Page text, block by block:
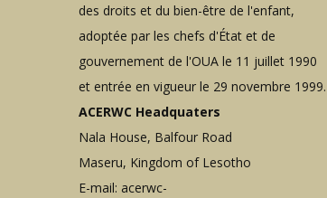
des droits et du bien-être de l'enfant,
adoptée par les chefs d'État et de
gouvernement de l'OUA le 11 juillet 1990
et entrée en vigueur le 29 novembre 1999.
ACERWC Headquaters
Nala House, Balfour Road
Maseru, Kingdom of Lesotho
E-mail: acerwc-